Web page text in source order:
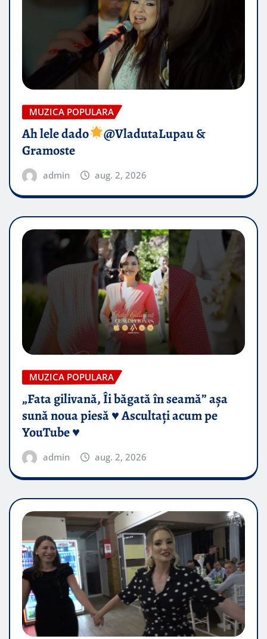
MUZICA POPULARA
Ah lele dado​
@VladutaLupau &
Gramoste
admin aug. 2, 2026
MUZICA POPULARA
„Fata gilivană, Îi băgată în seamă” așa
sună noua piesă ♥️ Ascultați acum pe
YouTube ♥️
admin aug. 2, 2026